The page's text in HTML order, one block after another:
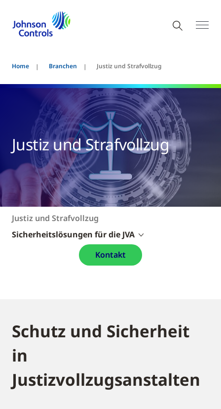
Home Branchen Justiz und Strafvollzug
Justiz und Strafvollzug
Justiz und Strafvollzug
Sicherheitslösungen für die JVA
Kontakt
Schutz und Sicherheit
in
Justizvollzugsanstalten